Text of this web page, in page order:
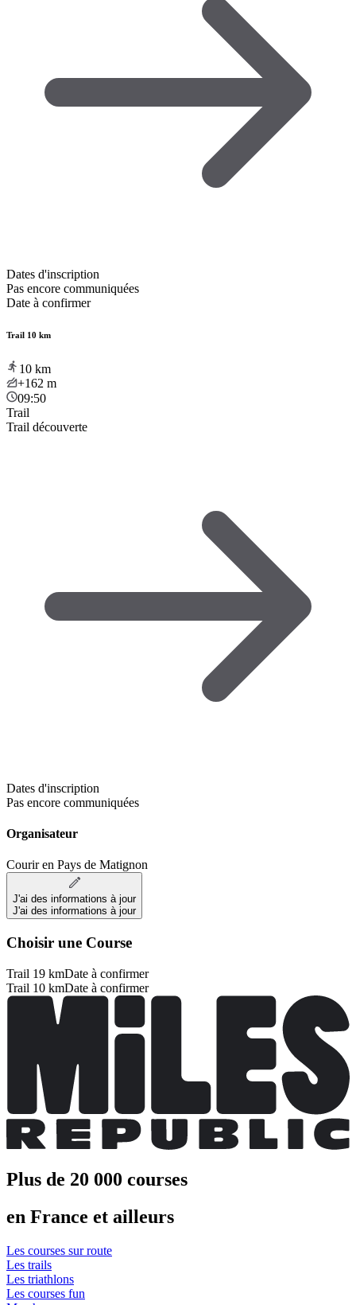
Dates d'inscription
Pas encore communiquées
Date à confirmer
Trail 10 km
10 km
+162 m
09:50
Trail
Trail découverte
Dates d'inscription
Pas encore communiquées
Organisateur
Courir en Pays de Matignon
J'ai des informations à jour
J'ai des informations à jour
Choisir une Course
Trail 19 kmDate à confirmer
Trail 10 kmDate à confirmer
Plus de 20 000 courses
en France et ailleurs
Les courses sur route
Les trails
Les triathlons
Les courses fun